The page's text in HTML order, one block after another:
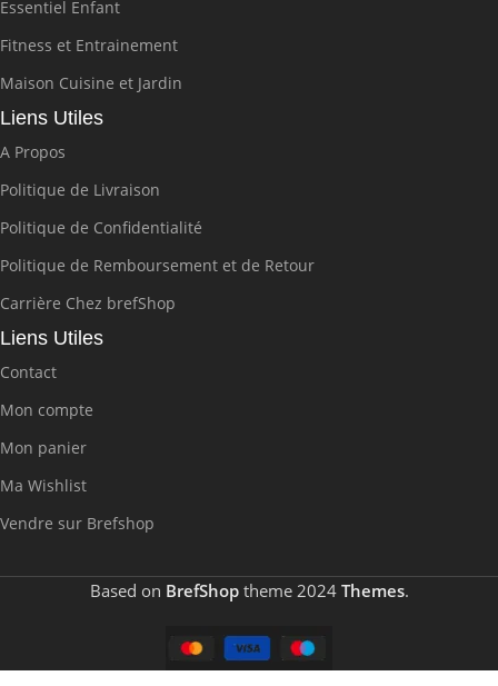
Essentiel Enfant
Fitness et Entrainement
Maison Cuisine et Jardin
Liens Utiles
A Propos
Politique de Livraison
Politique de Confidentialité
Politique de Remboursement et de Retour
Carrière Chez brefShop
Liens Utiles
Contact
Mon compte
Mon panier
Ma Wishlist
Vendre sur Brefshop
Based on BrefShoptheme2024 Themes.